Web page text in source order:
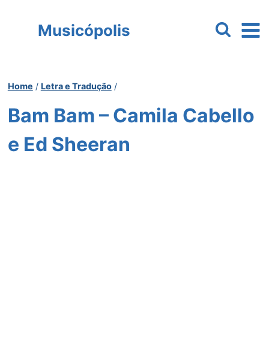
Musicópolis
Home / Letra e Tradução /
Bam Bam – Camila Cabello
e Ed Sheeran